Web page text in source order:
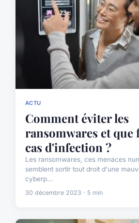
ACTU
Comment éviter les
ransomwares et que
cas d'infection ?
Les ransomwares, ces menaces
semblent sortir tout droit d'une
cyberp...
30 décembre 2023 · 5 min